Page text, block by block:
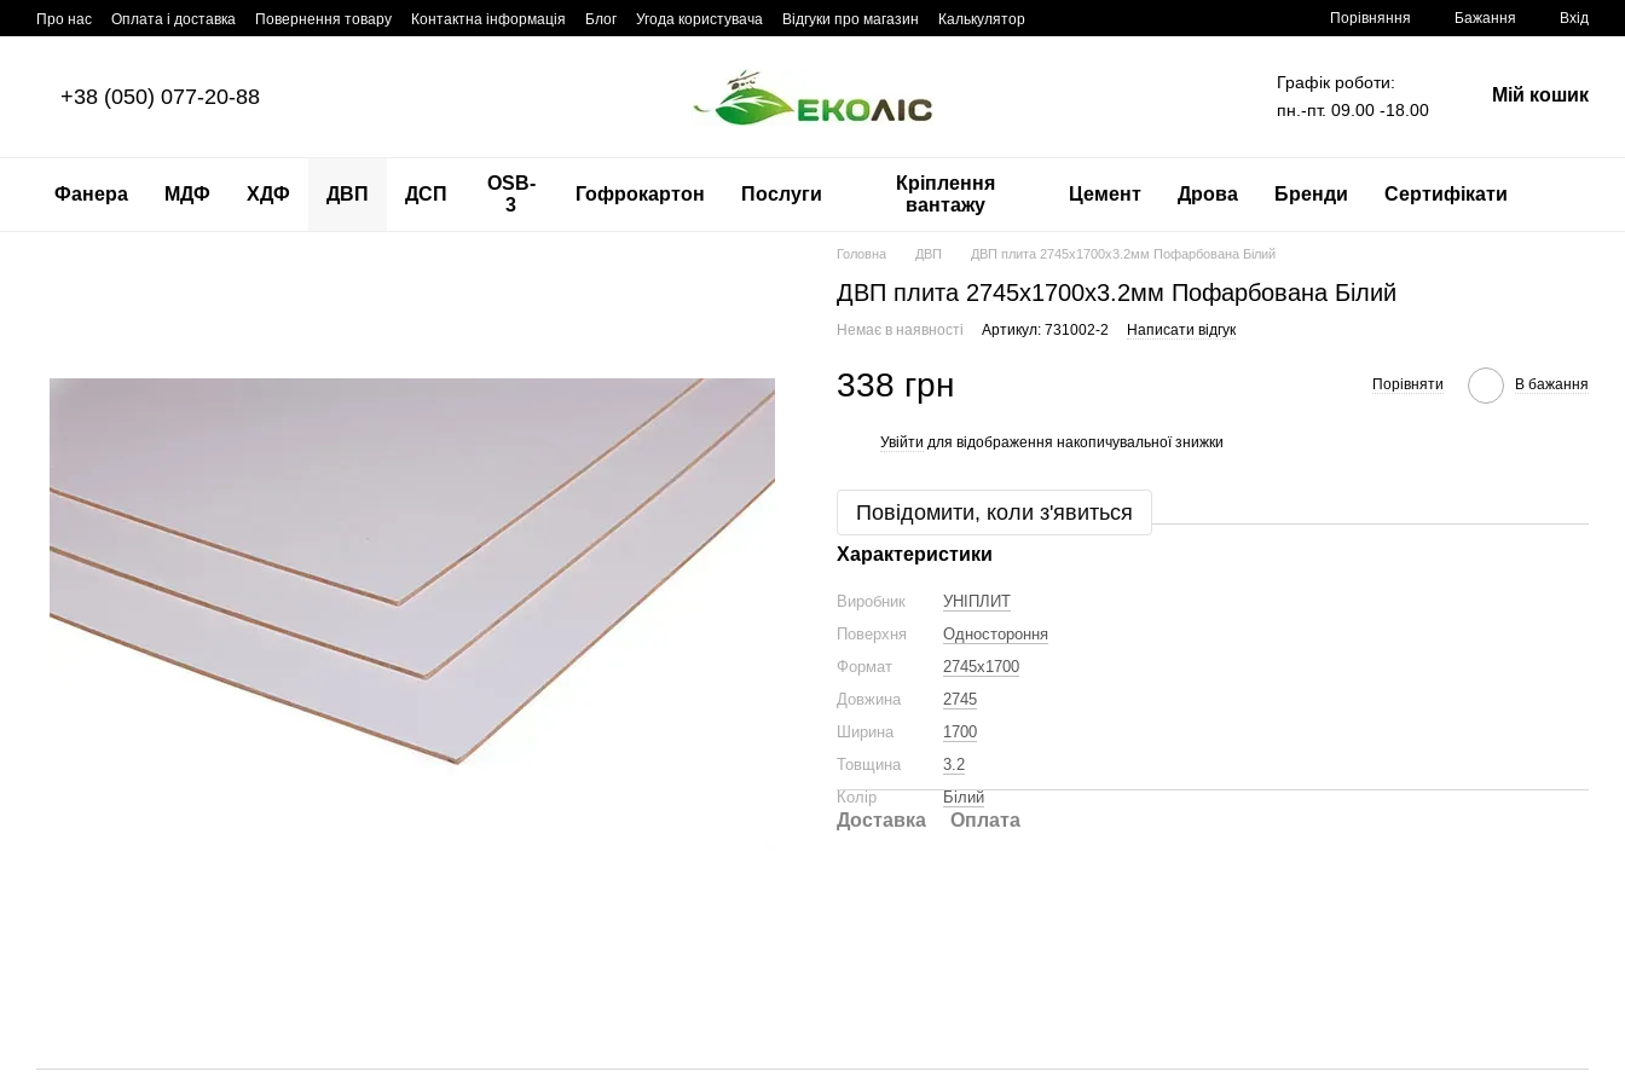
Перейти до основного контенту
Про нас Оплата і доставка Повернення товару Контактна інформація Блог Угода користувача Відгуки про магазин Калькулятор Порівняння Бажання Вхід
+38 (050) 077-20-88
Графік роботи:
пн.-пт. 09.00 -18.00
Мій кошик
Фанера МДФ ХДФ ДВП ДСП
OSB-
3
Гофрокартон Послуги
Кріплення
вантажу
Цемент Дрова Бренди Сертифікати
Головна ДВП ДВП плита 2745x1700x3.2мм Пофарбована Білий
ДВП плита 2745x1700x3.2мм Пофарбована Білий
Немає в наявності Артикул: 731002-2 Написати відгук
338 грн Порівняти В бажання
Увійти для відображення накопичувальної знижки
Повідомити, коли з'явиться
Характеристики
Виробник
УНІПЛИТ
Поверхня
Одностороння
Формат
2745x1700
Довжина
2745
Ширина
1700
Товщина
3.2
Колір
Білий
Доставка Оплата